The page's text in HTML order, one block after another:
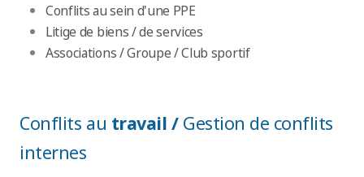
Conflits au sein d'une PPE
Litige de biens / de services
Associations / Groupe / Club sportif
Conflits au travail / Gestion de conflits
internes